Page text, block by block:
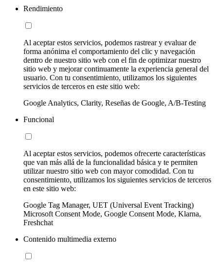
Rendimiento
Al aceptar estos servicios, podemos rastrear y evaluar de
forma anónima el comportamiento del clic y navegación
dentro de nuestro sitio web con el fin de optimizar nuestro
sitio web y mejorar continuamente la experiencia general del
usuario. Con tu consentimiento, utilizamos los siguientes
servicios de terceros en este sitio web:
Google Analytics, Clarity, Reseñas de Google, A/B-Testing
Funcional
Al aceptar estos servicios, podemos ofrecerte características
que van más allá de la funcionalidad básica y te permiten
utilizar nuestro sitio web con mayor comodidad. Con tu
consentimiento, utilizamos los siguientes servicios de terceros
en este sitio web:
Google Tag Manager, UET (Universal Event Tracking)
Microsoft Consent Mode, Google Consent Mode, Klarna,
Freshchat
Contenido multimedia externo